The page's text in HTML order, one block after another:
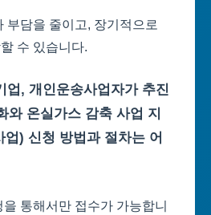
부담을 줄이고, 장기적으로
수 있습니다.
업, 개인운송사업자가 추진
와 온실가스 감축 사업 지
) 신청 방법과 절차는 어
통해서만 접수가 가능합니